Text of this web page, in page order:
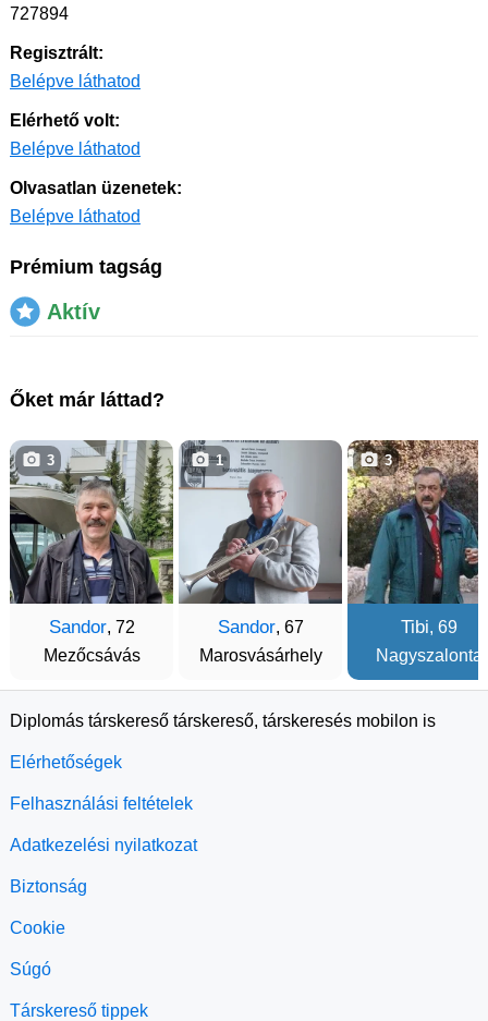
727894
Regisztrált:
Belépve láthatod
Elérhető volt:
Belépve láthatod
Olvasatlan üzenetek:
Belépve láthatod
Prémium tagság
Aktív
Őket már láttad?
Sandor, 72
Mezőcsávás
3
Sandor, 67
Marosvásárhely
1
Tibi, 69
Nagyszalonta
3
Diplomás társkereső társkereső, társkeresés mobilon is
Elérhetőségek
Felhasználási feltételek
Adatkezelési nyilatkozat
Biztonság
Cookie
Súgó
Társkereső tippek